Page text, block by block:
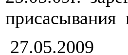
присасывания
27.05.2009